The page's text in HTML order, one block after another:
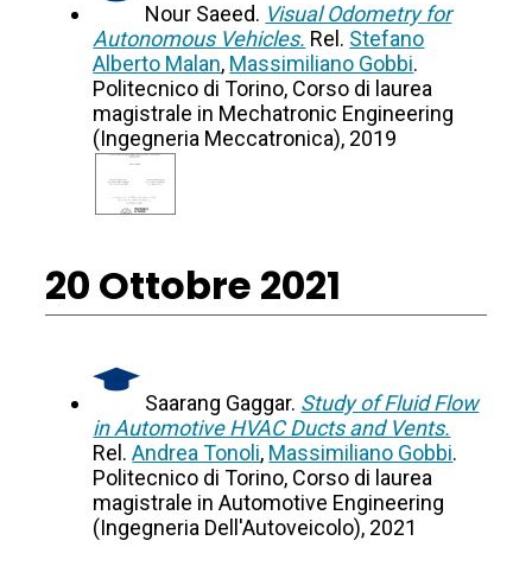
Nour Saeed. Visual Odometry for
Autonomous Vehicles. Rel. Stefano
Alberto Malan, Massimiliano Gobbi.
Politecnico di Torino, Corso di laurea
magistrale in Mechatronic Engineering
(Ingegneria Meccatronica), 2019
20 Ottobre 2021
Saarang Gaggar. Study of Fluid Flow
in Automotive HVAC Ducts and Vents.
Rel.Andrea Tonoli, Massimiliano Gobbi.
Politecnico di Torino, Corso di laurea
magistrale in Automotive Engineering
(Ingegneria Dell'Autoveicolo), 2021